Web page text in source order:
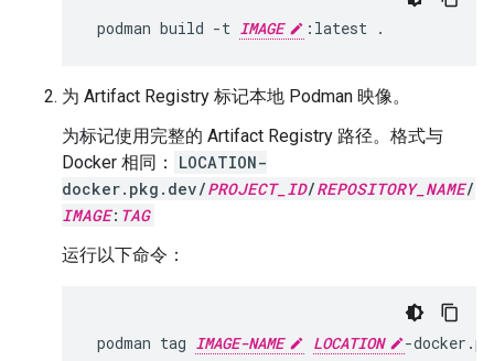
podman build -t IMAGE
为 Artifact Registry 标记本地 Podman 映像。
为标记使用完整的 Artifact Registry 路径。格式与
Docker 相同：
LOCATION-
docker.pkg.dev/PROJECT_ID/REPOSITORY_NAME/
IMAGE: TAG
运行以下命令：
podman tag IMAGE-NAME LOCATION -